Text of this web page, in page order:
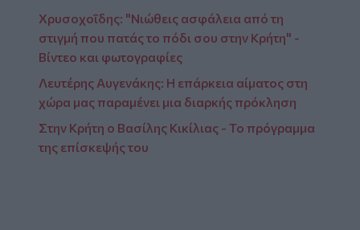
Χρυσοχοΐδης: "Νιώθεις ασφάλεια από τη
στιγμή που πατάς το πόδι σου στην Κρήτη" -
Βίντεο και φωτογραφίες
Λευτέρης Αυγενάκης: Η επάρκεια αίματος στη
χώρα μας παραμένει μια διαρκής πρόκληση
Στην Κρήτη ο Βασίλης Κικίλιας - Το πρόγραμμα
της επίσκεψής του